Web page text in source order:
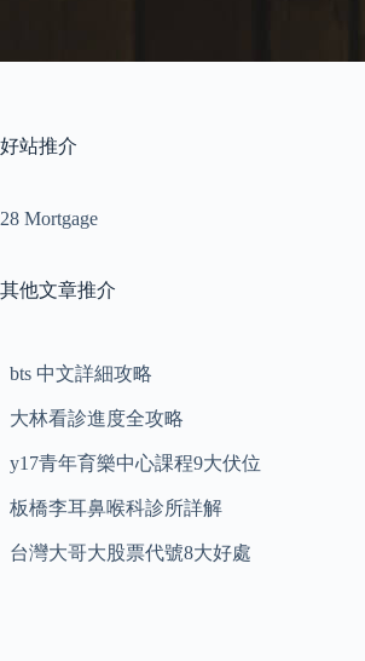
好站推介
28 Mortgage
其他文章推介
bts 中文詳細攻略
大林看診進度全攻略
y17青年育樂中心課程9大伏位
板橋李耳鼻喉科診所詳解
台灣大哥大股票代號8大好處